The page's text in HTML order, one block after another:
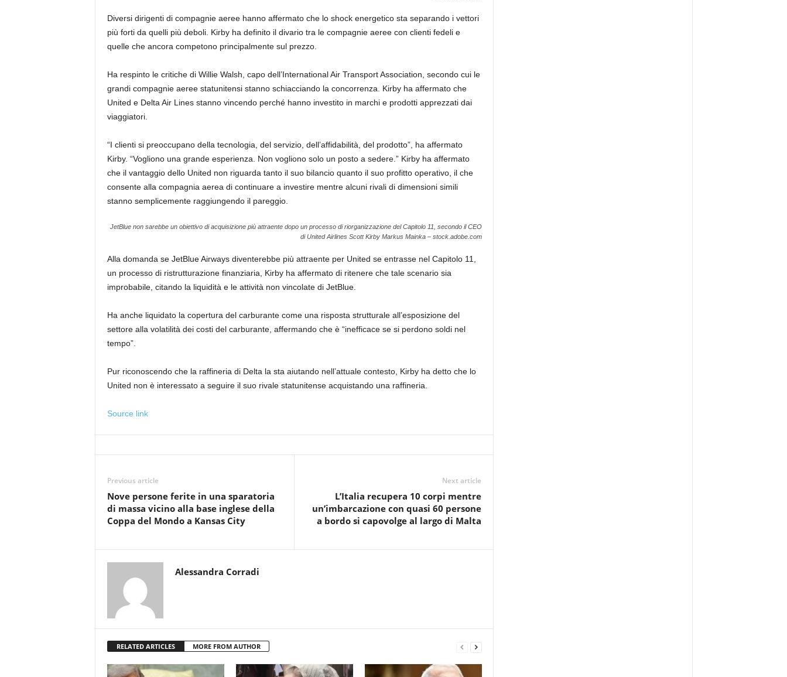
Diversi dirigenti di compagnie aeree hanno affermato che lo shock energetico sta separando i vettori
più forti da quelli più deboli. Kirby ha definito il divario tra le compagnie aeree con clienti fedeli e
quelle che ancora competono principalmente sul prezzo.
Ha respinto le critiche di Willie Walsh, capo dell’International Air Transport Association, secondo cui le
grandi compagnie aeree statunitensi stanno schiacciando la concorrenza. Kirby ha affermato che
United e Delta Air Lines stanno vincendo perché hanno investito in marchi e prodotti apprezzati dai
viaggiatori.
“I clienti si preoccupano della tecnologia, del servizio, dell’affidabilità, del prodotto”, ha affermato
Kirby. “Vogliono una grande esperienza. Non vogliono solo un posto a sedere.” Kirby ha affermato
che il vantaggio dello United non riguarda tanto il suo bilancio quanto il suo profitto operativo, il che
consente alla compagnia aerea di continuare a investire mentre alcuni rivali di dimensioni simili
stanno semplicemente raggiungendo il pareggio.
JetBlue non sarebbe un obiettivo di acquisizione più attraente dopo un processo di riorganizzazione del Capitolo 11, secondo il CEO
di United Airlines Scott Kirby Markus Mainka – stock.adobe.com
Alla domanda se JetBlue Airways diventerebbe più attraente per United se entrasse nel Capitolo 11,
un processo di ristrutturazione finanziaria, Kirby ha affermato di ritenere che tale scenario sia
improbabile, citando la liquidità e le attività non vincolate di JetBlue.
Ha anche liquidato la copertura del carburante come una risposta strutturale all’esposizione del
settore alla volatilità dei costi del carburante, affermando che è “inefficace se si perdono soldi nel
tempo”.
Pur riconoscendo che la raffineria di Delta la sta aiutando nell’attuale contesto, Kirby ha detto che lo
United non è interessato a seguire il suo rivale statunitense acquistando una raffineria.
Source link
Previous article
Nove persone ferite in una sparatoria
di massa vicino alla base inglese della
Coppa del Mondo a Kansas City
Next article
L’Italia recupera 10 corpi mentre
un’imbarcazione con quasi 60 persone
a bordo si capovolge al largo di Malta
Alessandra Corradi
RELATED ARTICLES MORE FROM AUTHOR